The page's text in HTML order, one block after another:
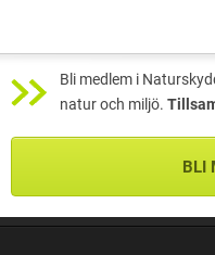
Bli medlem i
natur och miljö.
BLI